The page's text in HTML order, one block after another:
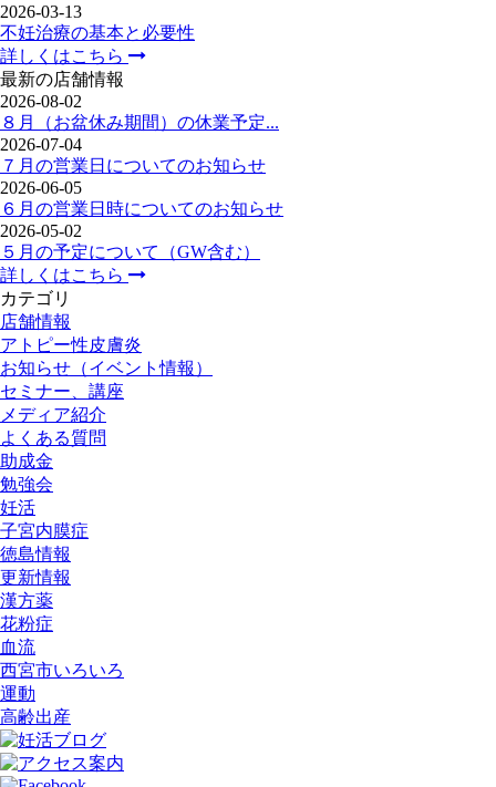
2026-03-13
不妊治療の基本と必要性
詳しくはこちら
最新の店舗情報
2026-08-02
８月（お盆休み期間）の休業予定...
2026-07-04
７月の営業日についてのお知らせ
2026-06-05
６月の営業日時についてのお知らせ
2026-05-02
５月の予定について（GW含む）
詳しくはこちら
カテゴリ
店舗情報
アトピー性皮膚炎
お知らせ（イベント情報）
セミナー、講座
メディア紹介
よくある質問
助成金
勉強会
妊活
子宮内膜症
徳島情報
更新情報
漢方薬
花粉症
血流
西宮市いろいろ
運動
高齢出産